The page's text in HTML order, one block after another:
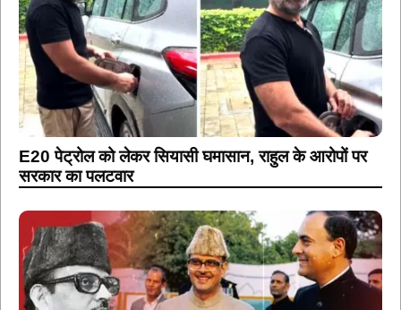
E20 पेट्रोल को लेकर सियासी घमासान, राहुल के आरोपों पर
सरकार का पलटवार